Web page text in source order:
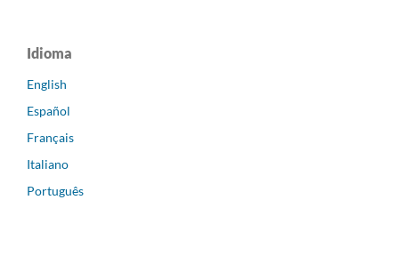
Idioma
English
Español
Français
Italiano
Português